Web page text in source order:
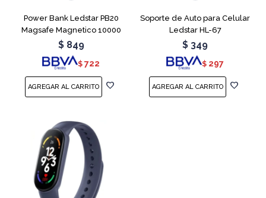
Power Bank Ledstar PB20
Magsafe Magnetico 10000
mAh
$ 849
$ 722
Soporte de Auto para Celular
Ledstar HL-67
$ 349
$ 297